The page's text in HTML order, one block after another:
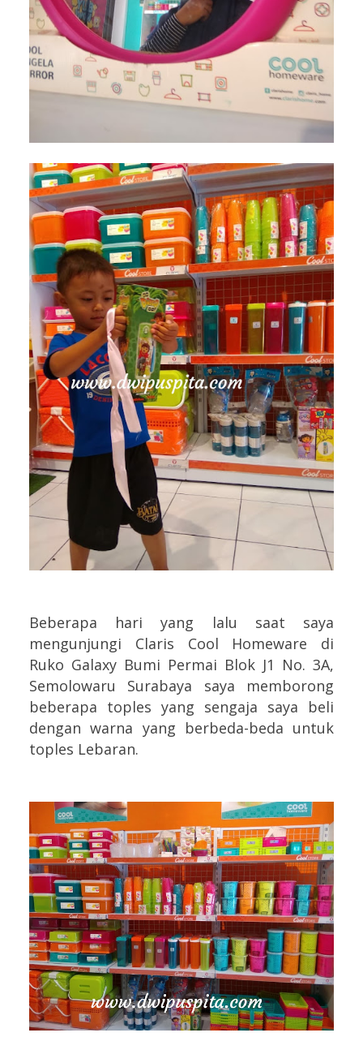
Beberapa hari yang lalu saat saya
mengunjungi Claris Cool Homeware di
Ruko Galaxy Bumi Permai Blok J1 No. 3A,
Semolowaru Surabaya saya memborong
beberapa toples yang sengaja saya beli
dengan warna yang berbeda-beda untuk
toples Lebaran.